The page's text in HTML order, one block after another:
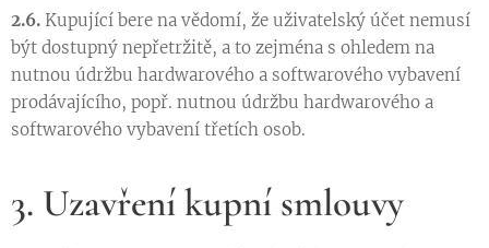
2.6. Kupující bere na vědomí, že uživatelský účet nemusí
být dostupný nepřetržitě, a to zejména s ohledem na
nutnou údržbu hardwarového a softwarového vybavení
prodávajícího, popř. nutnou údržbu hardwarového a
softwarového vybavení třetích osob.
3. Uzavření kupní smlouvy